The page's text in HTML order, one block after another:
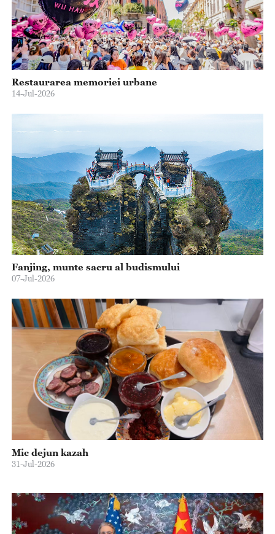
Restaurarea memoriei urbane
14-Jul-2026
Fanjing, munte sacru al budismului
07-Jul-2026
Mic dejun kazah
31-Jul-2026